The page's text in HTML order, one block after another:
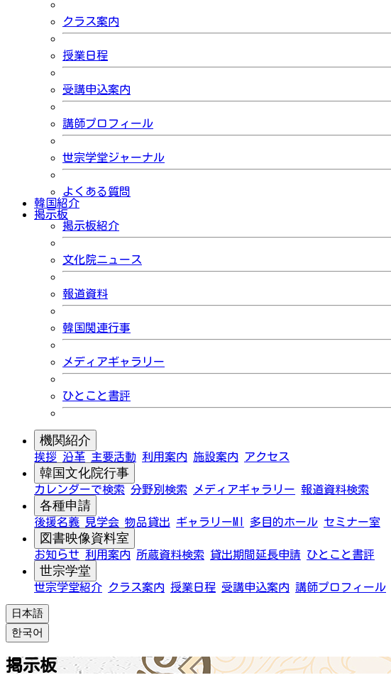
クラス案内
授業日程
受講申込案内
講師プロフィール
世宗学堂ジャーナル
よくある質問
韓国紹介
掲示板
掲示板紹介
文化院ニュース
報道資料
韓国関連行事
メディアギャラリー
ひとこと書評
機関紹介
挨拶 沿革 主要活動 利用案内 施設案内 アクセス
韓国文化院行事
カレンダーで検索 分野別検索 メディアギャラリー 報道資料検索
各種申請
後援名義 見学会 物品貸出 ギャラリーMI 多目的ホール セミナー室
図書映像資料室
お知らせ 利用案内 所蔵資料検索 貸出期間延長申請 ひとこと書評
世宗学堂
世宗学堂紹介 クラス案内 授業日程 受講申込案内 講師プロフィール
日本語
한국어
掲示板